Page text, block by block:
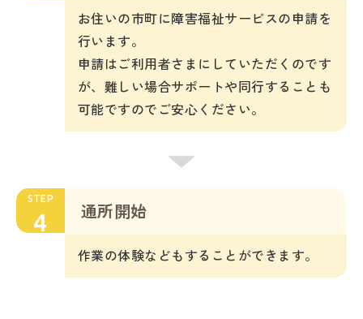
お住いの市町に障害福祉サービスの申請を
行います。
申請はご利用者さまにしていただくのです
が、難しい場合サポートや同行することも
可能ですのでご安心ください。
STEP
4 通所開始
作業の体験などもすることができます。